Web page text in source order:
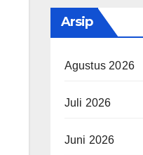
Arsip
Agustus 2026
Juli 2026
Juni 2026